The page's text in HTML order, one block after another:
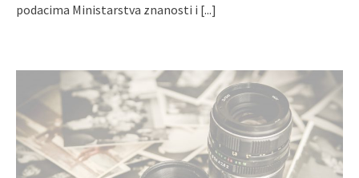
podacima Ministarstva znanosti i [...]